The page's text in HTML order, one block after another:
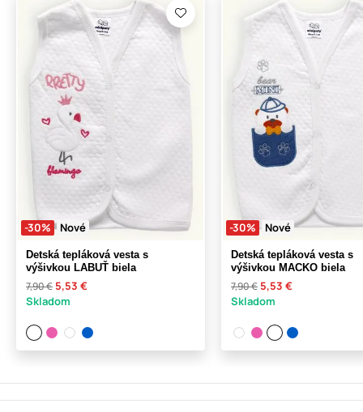
-30% Nové
Detská tepláková vesta s
výšivkou LABUŤ biela
7,90 € 5,53 €
Skladom
-30% Nové
Detská tepláková vesta s
výšivkou MACKO biela
7,90 € 5,53 €
Skladom